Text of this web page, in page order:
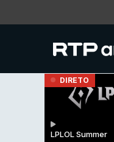
DIRETO
LPLOL Summer